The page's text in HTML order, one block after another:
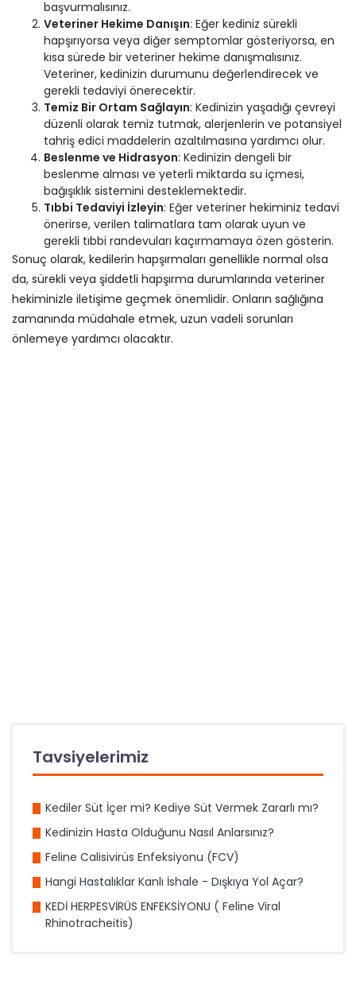
başvurmalısınız.
Veteriner Hekime Danışın: Eğer kediniz sürekli
hapşırıyorsa veya diğer semptomlar gösteriyorsa, en
kısa sürede bir veteriner hekime danışmalısınız.
Veteriner, kedinizin durumunu değerlendirecek ve
gerekli tedaviyi önerecektir.
Temiz Bir Ortam Sağlayın: Kedinizin yaşadığı çevreyi
düzenli olarak temiz tutmak, alerjenlerin ve potansiyel
tahriş edici maddelerin azaltılmasına yardımcı olur.
Beslenme ve Hidrasyon: Kedinizin dengeli bir
beslenme alması ve yeterli miktarda su içmesi,
bağışıklık sistemini desteklemektedir.
Tıbbi Tedaviyi İzleyin: Eğer veteriner hekiminiz tedavi
önerirse, verilen talimatlara tam olarak uyun ve
gerekli tıbbi randevuları kaçırmamaya özen gösterin.
Sonuç olarak, kedilerin hapşırmaları genellikle normal olsa
da, sürekli veya şiddetli hapşırma durumlarında veteriner
hekiminizle iletişime geçmek önemlidir. Onların sağlığına
zamanında müdahale etmek, uzun vadeli sorunları
önlemeye yardımcı olacaktır.
Tavsiyelerimiz
Kediler Süt İçer mi? Kediye Süt Vermek Zararlı mı?
Kedinizin Hasta Olduğunu Nasıl Anlarsınız?
Feline Calisivirüs Enfeksiyonu (FCV)
Hangi Hastalıklar Kanlı İshale - Dışkıya Yol Açar?
KEDİ HERPESVİRÜS ENFEKSİYONU ( Feline Viral
Rhinotracheitis)